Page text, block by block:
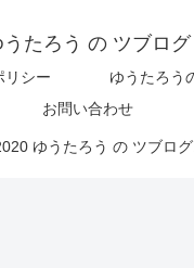
うたろう の ツブログ
リシー
ゆうたろう
お問い合わせ
ゆうたろう の ツブログ.